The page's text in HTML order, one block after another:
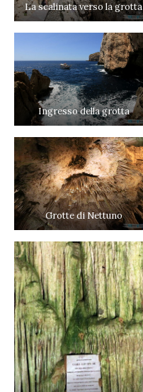
La scalinata verso la grotta
Ingresso della grotta
Grotte di Nettuno